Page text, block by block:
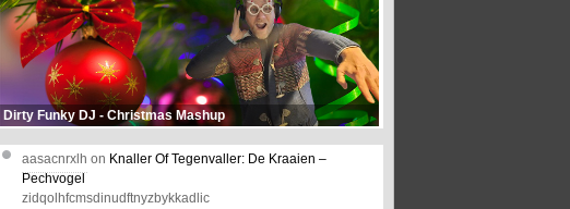
Dirty Funky DJ - Christmas Mashup
aasacnrxlh on Knaller Of Tegenvaller: De Kraaien –
Pechvogel
zidqolhfcmsdinudftnyzbykkadlic